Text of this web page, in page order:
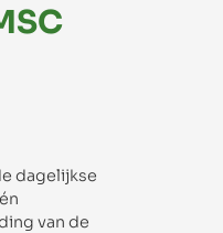
dagelijkse
van de